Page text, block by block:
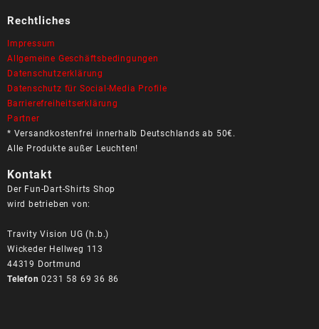
Rechtliches
Impressum
Allgemeine Geschäftsbedingungen
Datenschutzerklärung
Datenschutz für Social-Media Profile
Barrierefreiheitserklärung
Partner
* Versandkostenfrei innerhalb Deutschlands ab 50€.
Alle Produkte außer Leuchten!
Kontakt
Der Fun-Dart-Shirts Shop
wird betrieben von:
Travity Vision UG (h.b.)
Wickeder Hellweg 113
44319 Dortmund
Telefon 0231 58 69 36 86